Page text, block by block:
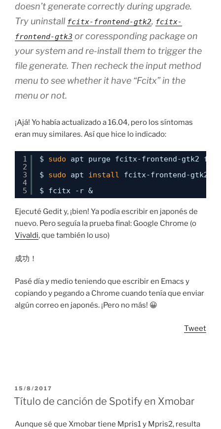
doesn’t generate correctly during upgrade.
Try uninstall fcitx-frontend-gtk2, fcitx-
frontend-gtk3 or coressponding package on
your system and re-install them to trigger the
file generate. Then recheck the input method
menu to see whether it have “Fcitx” in the
menu or not.
¡Ajá! Yo había actualizado a 16.04, pero los síntomas
eran muy similares. Así que hice lo indicado:
1
2
3
4
5
$ sudo
apt purge fcitx-frontend-gtk2
$ sudo apt install
fcitx-frontend-gtk2
$ fcitx -r &
Ejecuté Gedit y, ¡bien! Ya podía escribir en japonés de
nuevo. Pero seguía la prueba final: Google Chrome (o
Vivaldi, que también lo uso)
成功！
Pasé día y medio teniendo que escribir en Emacs y
copiando y pegando a Chrome cuando tenía que enviar
algún correo en japonés. ¡Pero no más! 😀
Tweet
POSTED
ON
15/8/2017
Título de canción de Spotify en Xmobar
Aunque sé que Xmobar tiene Mpris1 y Mpris2, resulta